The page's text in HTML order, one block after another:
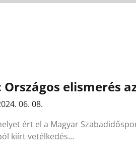
elismerés
06. 08.
ért el a Magyar
kiírt vetélkedés…